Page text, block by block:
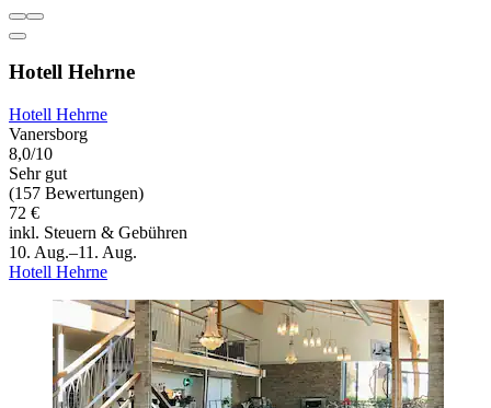
Hotell Hehrne
Hotell Hehrne
Vanersborg
8,0/10
Sehr gut
(157 Bewertungen)
72 €
inkl. Steuern & Gebühren
10. Aug.–11. Aug.
Hotell Hehrne